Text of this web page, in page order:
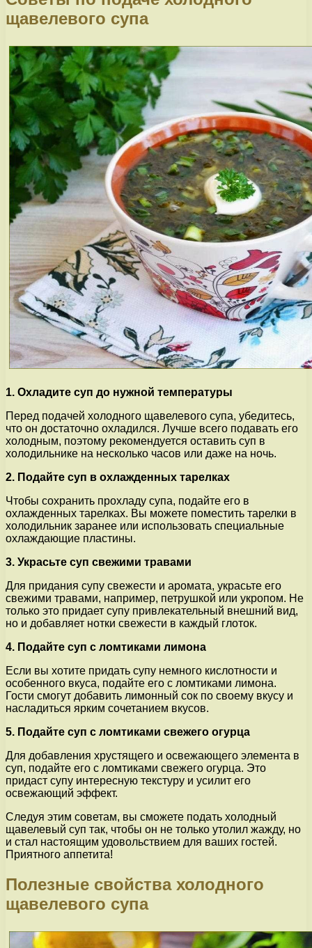
щавелевого супа
1. Охладите суп до нужной температуры
Перед подачей холодного щавелевого супа, убедитесь,
что он достаточно охладился. Лучше всего подавать его
холодным, поэтому рекомендуется оставить суп в
холодильнике на несколько часов или даже на ночь.
2. Подайте суп в охлажденных тарелках
Чтобы сохранить прохладу супа, подайте его в
охлажденных тарелках. Вы можете поместить тарелки в
холодильник заранее или использовать специальные
охлаждающие пластины.
3. Украсьте суп свежими травами
Для придания супу свежести и аромата, украсьте его
свежими травами, например, петрушкой или укропом. Не
только это придает супу привлекательный внешний вид,
но и добавляет нотки свежести в каждый глоток.
4. Подайте суп с ломтиками лимона
Если вы хотите придать супу немного кислотности и
особенного вкуса, подайте его с ломтиками лимона.
Гости смогут добавить лимонный сок по своему вкусу и
насладиться ярким сочетанием вкусов.
5. Подайте суп с ломтиками свежего огурца
Для добавления хрустящего и освежающего элемента в
суп, подайте его с ломтиками свежего огурца. Это
придаст супу интересную текстуру и усилит его
освежающий эффект.
Следуя этим советам, вы сможете подать холодный
щавелевый суп так, чтобы он не только утолил жажду, но
и стал настоящим удовольствием для ваших гостей.
Приятного аппетита!
Полезные свойства холодного
щавелевого супа